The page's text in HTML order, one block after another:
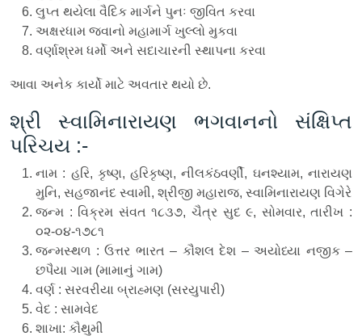
લુપ્ત થયેલા વૈદિક માર્ગને પુનઃ જીવિત કરવા
અક્ષરધામ જવાનો મહામાર્ગ ખુલ્લો મુકવા
વર્ણાશ્રમ ધર્મો અને સદાચારની સ્થાપના કરવા
આવા અનેક કાર્યો માટે અવતાર થયો છે.
શ્રી સ્વામિનારાયણ ભગવાનનો સંક્ષિપ્ત
પરિચય :-
નામ : હરિ, કૃષ્ણ, હરિકૃષ્ણ, નીલકંઠવર્ણી, ઘનશ્યામ, નારાયણ
મુનિ, સહજાનંદ સ્વામી, શ્રીજી મહારાજ, સ્વામિનારાયણ વિગેરે
જન્મ : વિક્રમ સંવત ૧૮૩૭, ચૈત્ર સુદ ૯, સોમવાર, તારીખ :
૦૨-૦૪-૧૭૮૧
જન્મસ્થળ : ઉત્તર ભારત – કૌશલ દેશ – અયોધ્યા નજીક –
છપૈયા ગામ (મામાનું ગામ)
વર્ણ : સરવરીયા બ્રાહ્મણ (સરયુપારી)
વેદ : સામવેદ
શાખા: કૌથુમી